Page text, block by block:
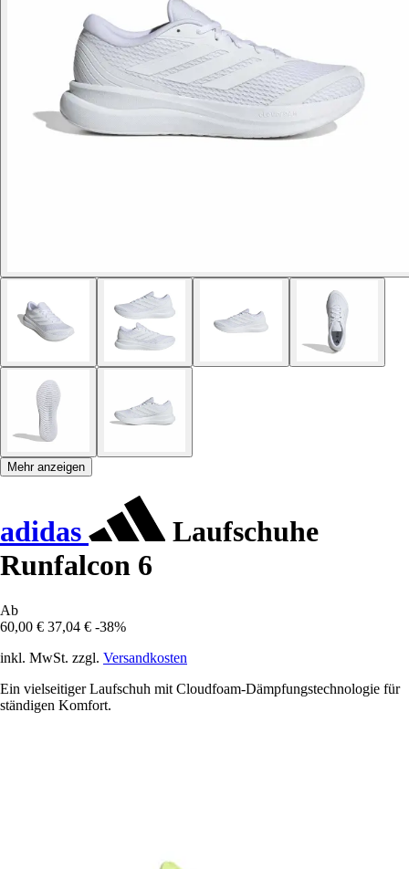
Mehr anzeigen
adidas
Laufschuhe
Runfalcon 6
Ab
60,00 € 37,04 € -38%
inkl. MwSt. zzgl. Versandkosten
Ein vielseitiger Laufschuh mit Cloudfoam-Dämpfungstechnologie für
ständigen Komfort.